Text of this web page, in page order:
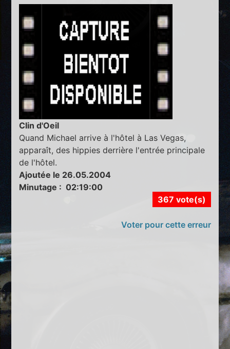
Clin d'Oeil
Quand Michael arrive à l'hôtel à Las Vegas,
apparaît, des hippies derrière l'entrée principale
de l'hôtel.
Ajoutée le 26.05.2004
Minutage : 02:19:00
367 vote(s)
Voter pour cette erreur